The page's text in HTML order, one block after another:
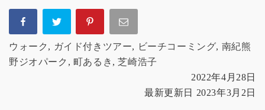
ウォーク , ガイド付きツアー, ビーチコーミング, 南紀熊
野ジオパーク , 町あるき , 芝崎浩子
2022年4月28日
最新更新日 2023年3月2日